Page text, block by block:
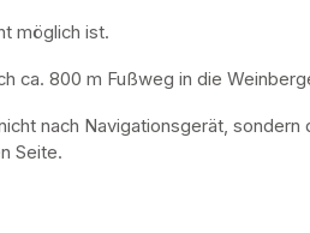
möglich ist.
ca. 800 m Fußweg in die
nach Navigationsgerät,
Seite.